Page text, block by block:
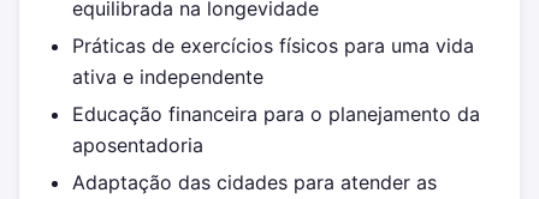
equilibrada na longevidade
Práticas de exercícios físicos para uma vida
ativa e independente
Educação financeira para o planejamento da
aposentadoria
Adaptação das cidades para atender as